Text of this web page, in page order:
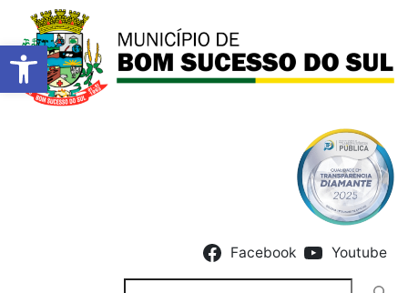
Barra de Ferramentas
Facebook Youtube